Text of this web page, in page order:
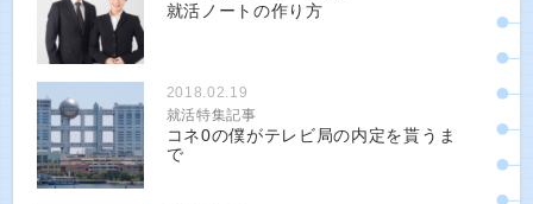
就活ノートの作り方
2018.02.19
就活特集記事
コネ0の僕がテレビ局の内定を貰うま
で